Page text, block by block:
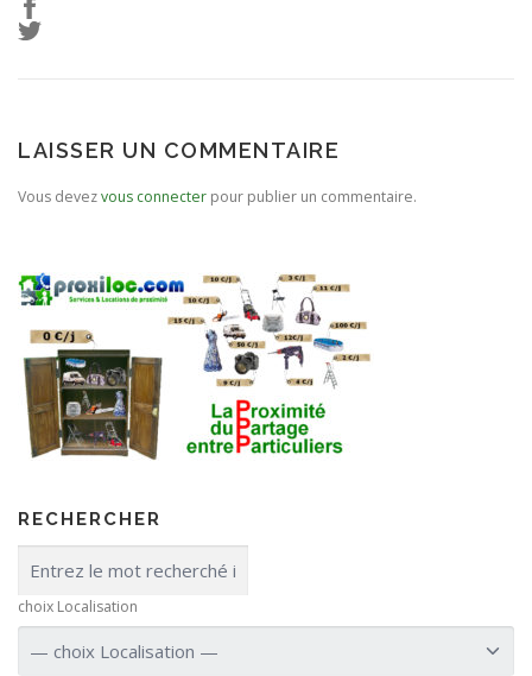
LAISSER UN COMMENTAIRE
Vous devezvous connecter pour publier un commentaire.
RECHERCHER
choix Localisation